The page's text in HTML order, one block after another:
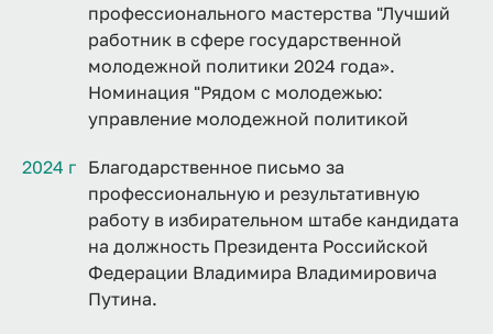
профессионального мастерства "Лучший
работник в сфере государственной
молодежной политики 2024 года».
Номинация "Рядом с молодежью:
управление молодежной политикой
2024 г Благодарственное письмо за
профессиональную и результативную
работу в избирательном штабе кандидата
на должность Президента Российской
Федерации Владимира Владимировича
Путина.